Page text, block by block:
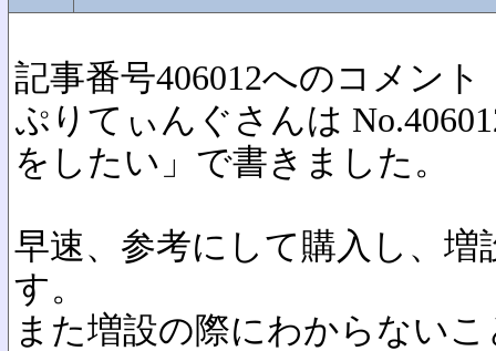
記事番号406012へのコメント
ぷりてぃんぐさんは
をしたい」で書きました。
早速、参考にして購入し、
す。
また増設の際にわからない